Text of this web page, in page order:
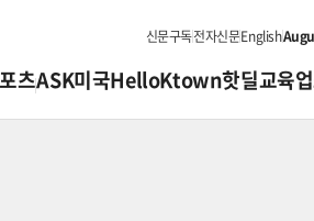
신문구독전자신문English
츠ASK미국HelloKtown핫딜교육